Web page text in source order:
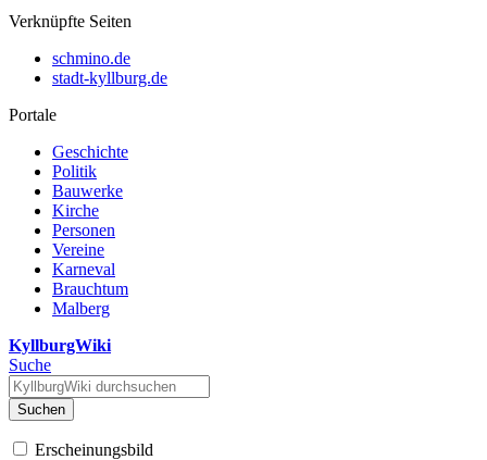
Verknüpfte Seiten
schmino.de
stadt-kyllburg.de
Portale
Geschichte
Politik
Bauwerke
Kirche
Personen
Vereine
Karneval
Brauchtum
Malberg
KyllburgWiki
Suche
Suchen
Erscheinungsbild